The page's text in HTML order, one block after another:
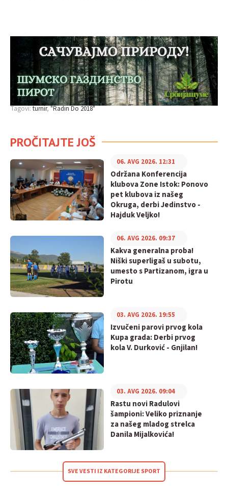
Tagovi:turnir "Radin Do 2018"
PROČITAJTE JOŠ
Održana Konferencija
klubova Zone Istok: Ponovo
pet klubova iz našeg
Okruga, derbi Jedinstvo -
Hajduk Veljko!
06. AVG 2026. 12:31
Kakva generalna proba!
Niški superligaš u subotu,
umesto s Partizanom, igra u
Pirotu
06. AVG 2026. 09:37
Izvučeni parovi prvog kola
Kupa grada: Derbi prvog
kola V. Durković - Gnjilan!
03. AVG 2026. 19:55
Rastu novi Radulovi
šampioni: Veliko priznanje
za našeg mladog strelca
Danila Mijalkovića!
03. AVG 2026. 09:04
SVE VESTI IZ KATEGORIJE SPORT